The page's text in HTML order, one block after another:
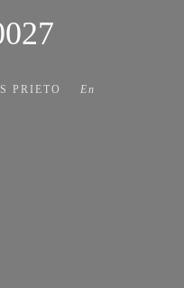
PRIETO En